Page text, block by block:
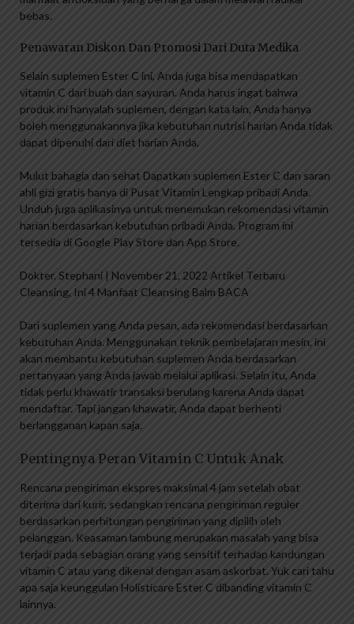
bebas.
Penawaran Diskon Dan Promosi Dari Duta Medika
Selain suplemen Ester C ini, Anda juga bisa mendapatkan
vitamin C dari buah dan sayuran. Anda harus ingat bahwa
produk ini hanyalah suplemen, dengan kata lain, Anda hanya
boleh menggunakannya jika kebutuhan nutrisi harian Anda tidak
dapat dipenuhi dari diet harian Anda.
Mulut bahagia dan sehat Dapatkan suplemen Ester C dan saran
ahli gizi gratis hanya di Pusat Vitamin Lengkap pribadi Anda.
Unduh juga aplikasinya untuk menemukan rekomendasi vitamin
harian berdasarkan kebutuhan pribadi Anda. Program ini
tersedia di Google Play Store dan App Store.
Dokter. Stephani | November 21, 2022 Artikel Terbaru
Cleansing, Ini 4 Manfaat Cleansing Balm BACA
Dari suplemen yang Anda pesan, ada rekomendasi berdasarkan
kebutuhan Anda. Menggunakan teknik pembelajaran mesin, ini
akan membantu kebutuhan suplemen Anda berdasarkan
pertanyaan yang Anda jawab melalui aplikasi. Selain itu, Anda
tidak perlu khawatir transaksi berulang karena Anda dapat
mendaftar. Tapi jangan khawatir, Anda dapat berhenti
berlangganan kapan saja.
Pentingnya Peran Vitamin C Untuk Anak
Rencana pengiriman ekspres maksimal 4 jam setelah obat
diterima dari kurir, sedangkan rencana pengiriman reguler
berdasarkan perhitungan pengiriman yang dipilih oleh
pelanggan. Keasaman lambung merupakan masalah yang bisa
terjadi pada sebagian orang yang sensitif terhadap kandungan
vitamin C atau yang dikenal dengan asam askorbat. Yuk cari tahu
apa saja keunggulan Holisticare Ester C dibanding vitamin C
lainnya.